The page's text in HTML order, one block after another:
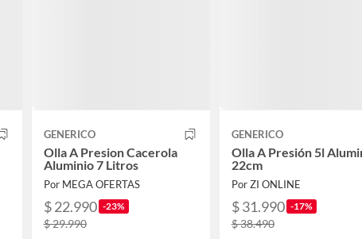
GENERICO
Olla A Presion Cacerola
Aluminio 7 Litros
Por MEGA OFERTAS
$ 22.990 -23%
$ 29.990
GENERICO
Olla A Presión 5l
22cm
Por ZI ONLINE
$ 31.990 -17%
$ 38.490